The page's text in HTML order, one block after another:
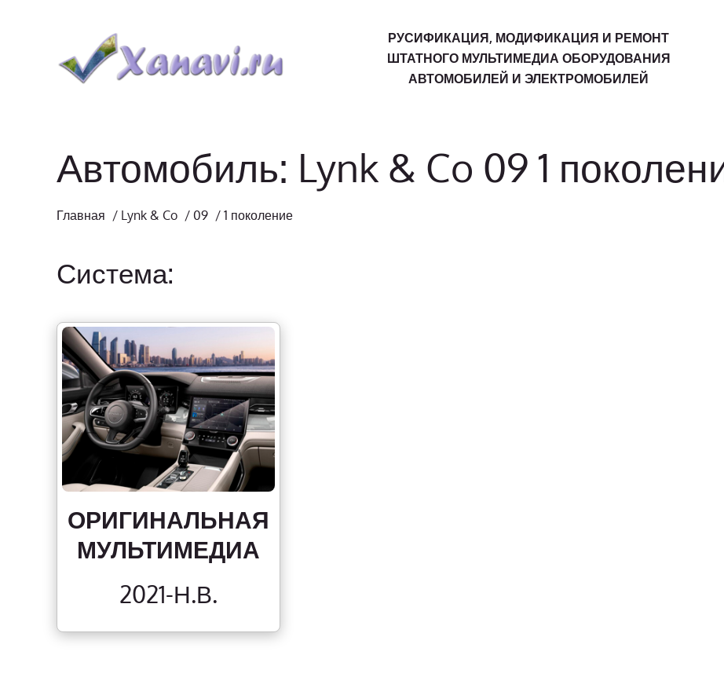
РУСИФИКАЦИЯ, МОДИФИКАЦИЯ И РЕМОНТ
ШТАТНОГО МУЛЬТИМЕДИА ОБОРУДОВАНИЯ
АВТОМОБИЛЕЙ И ЭЛЕКТРОМОБИЛЕЙ
Автомобиль: Lynk & Co 09 1
Главная / Lynk & Co / 09 / 1 поколение
Система:
ОРИГИНАЛЬНАЯ
МУЛЬТИМЕДИА
2021-Н.В.